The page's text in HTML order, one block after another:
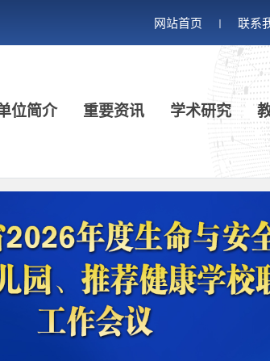
网站首页 丨 联系
位简介 重要资讯 学术研究